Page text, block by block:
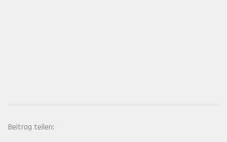
Beitrag teilen: